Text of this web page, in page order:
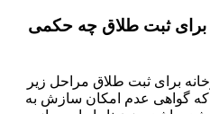
برای ثبت طلاق چه حکمی
برای ثبت طلاق مراحل زیر
گواهی عدم امکان سازش به